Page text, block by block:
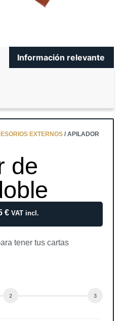
Información relevante
EXTERNOS / APILADOR
de
€ VAT incl.
tener tus cartas